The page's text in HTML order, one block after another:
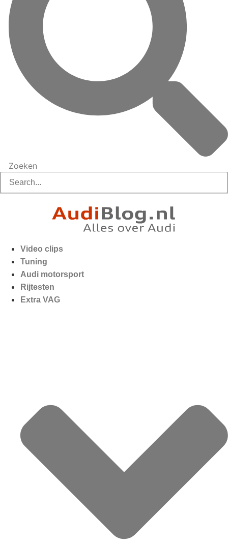
Zoeken
Video clips
Tuning
Audi motorsport
Rijtesten
Extra VAG